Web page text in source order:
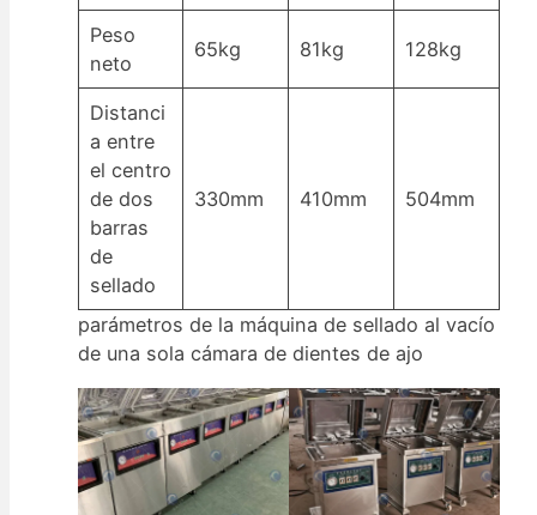
Peso
neto
65kg 81kg 128kg
Distanci
a entre
el centro
de dos
barras
de
sellado
330mm 410mm 504mm
parámetros de la máquina de sellado al vacío
de una sola cámara de dientes de ajo